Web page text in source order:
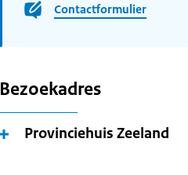
Contactformulier
Bezoekadres
Provinciehuis Zeeland